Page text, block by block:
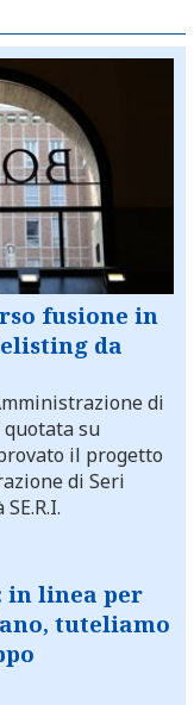
fusione in
da
di
su
il progetto
di Seri
in linea per
tuteliamo